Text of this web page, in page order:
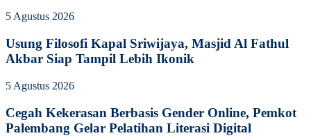
5 Agustus 2026
Usung Filosofi Kapal Sriwijaya, Masjid Al Fathul
Akbar Siap Tampil Lebih Ikonik
5 Agustus 2026
Cegah Kekerasan Berbasis Gender Online, Pemkot
Palembang Gelar Pelatihan Literasi Digital